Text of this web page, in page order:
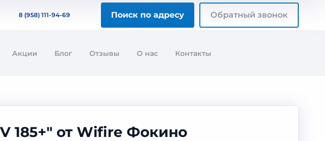
8 (958) 111-94-69 Поиск по адресу Обратный звонок
Акции Блог Отзывы О нас Контакты
185+" от Wifire Фокино